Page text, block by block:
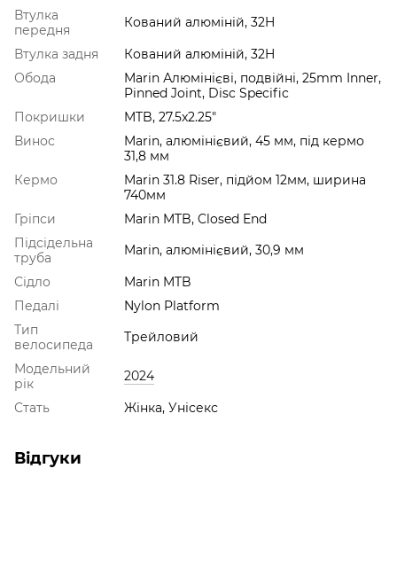
Втулка
передня
Кований алюміній, 32H
Втулка задня
Кований алюміній, 32H
Обода
Marin Алюмінієві, подвійні, 25mm Inner,
Pinned Joint, Disc Specific
Покришки
MTB, 27.5x2.25"
Винос
Marin, алюмінієвий, 45 мм, під кермо
31,8 мм
Кермо
Marin 31.8 Riser, підйом 12мм, ширина
740мм
Гріпси
Marin MTB, Closed End
Підсідельна
труба
Marin, алюмінієвий, 30,9 мм
Сідло
Marin MTB
Педалі
Nylon Platform
Тип
велосипеда
Трейловий
Модельний
рік
2024
Стать
Жінка, Унісекс
Відгуки